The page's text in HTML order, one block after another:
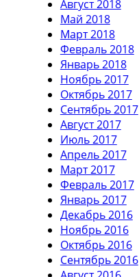
Август 2018
Май 2018
Март 2018
Февраль 2018
Январь 2018
Ноябрь 2017
Октябрь 2017
Сентябрь 2017
Август 2017
Июль 2017
Апрель 2017
Март 2017
Февраль 2017
Январь 2017
Декабрь 2016
Ноябрь 2016
Октябрь 2016
Сентябрь 2016